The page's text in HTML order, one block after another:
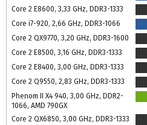
Core 2 E8600, 3,33 GHz, DDR3-1333
Core i7-920, 2,66 GHz, DDR3-1066
Core 2 QX9770, 3,20 GHz, DDR3-1600
Core 2 E8500, 3,16 GHz, DDR3-1333
Core 2 E8400, 3,00 GHz, DDR3-1333
Core 2 Q9550, 2,83 GHz, DDR3-1333
Phenom II X4 940, 3,00 GHz, DDR2-
1066, AMD 790GX
Core 2 QX6850, 3,00 GHz, DDR3-1333